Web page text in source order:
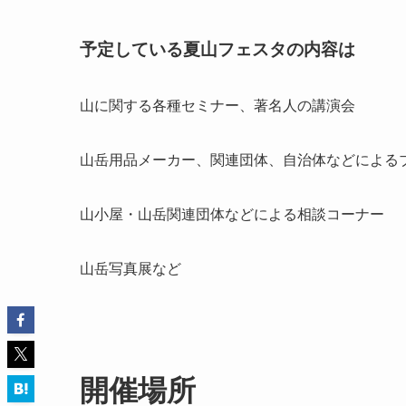
予定している夏山フェスタの内容は
山に関する各種セミナー、著名人の講演会
山岳用品メーカー、関連団体、自治体などによる
山小屋・山岳関連団体などによる相談コーナー
山岳写真展など
開催場所